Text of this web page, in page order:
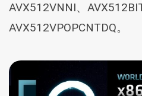
AVX512VNNI、
AVX512VPOPCNTDQ。